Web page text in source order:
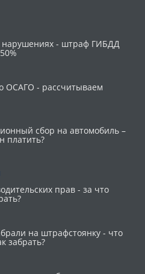
нарушениях - штраф ГИБДД
ОСАГО - рассчитываем
сбор на автомобиль –
платить?
прав - за что
на штрафстоянку - что
забрать?